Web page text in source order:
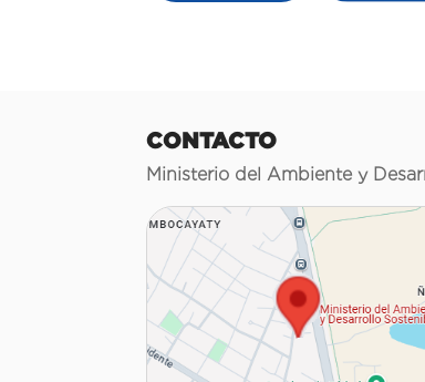
CONTACTO
Ministerio del Ambiente y